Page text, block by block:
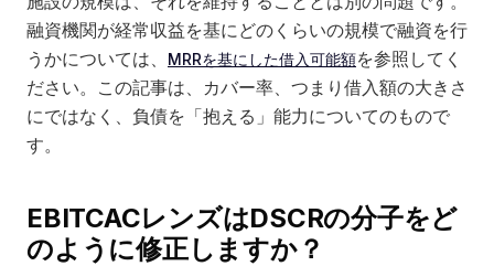
融資機関が経常収益を基にどのくらいの規模で融資を行
うかについては、
MRRを基にした借入可能額を参照してく
ださい。この記事は、カバー率、つまり借入額の大きさ
にではなく、負債を「抱える」能力についてのもので
す。
EBITCACレンズはDSCRの分子をど
のように修正しますか？